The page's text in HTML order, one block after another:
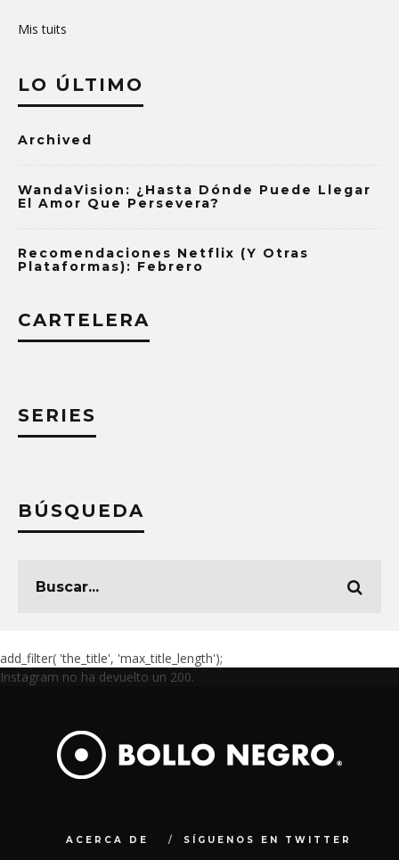
Mis tuits
LO ÚLTIMO
Archived
WandaVision: ¿Hasta Dónde Puede Llegar
El Amor Que Persevera?
Recomendaciones Netflix (y Otras
Plataformas): Febrero
CARTELERA
SERIES
BÚSQUEDA
add_filter( 'the_title', 'max_title_length');
Instagram no ha devuelto un 200.
ACERCA DE SÍGUENOS EN TWITTER